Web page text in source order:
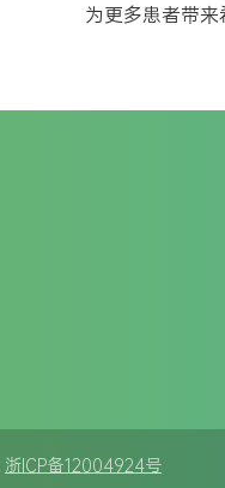
为更多患者带
浙ICP备12004924号